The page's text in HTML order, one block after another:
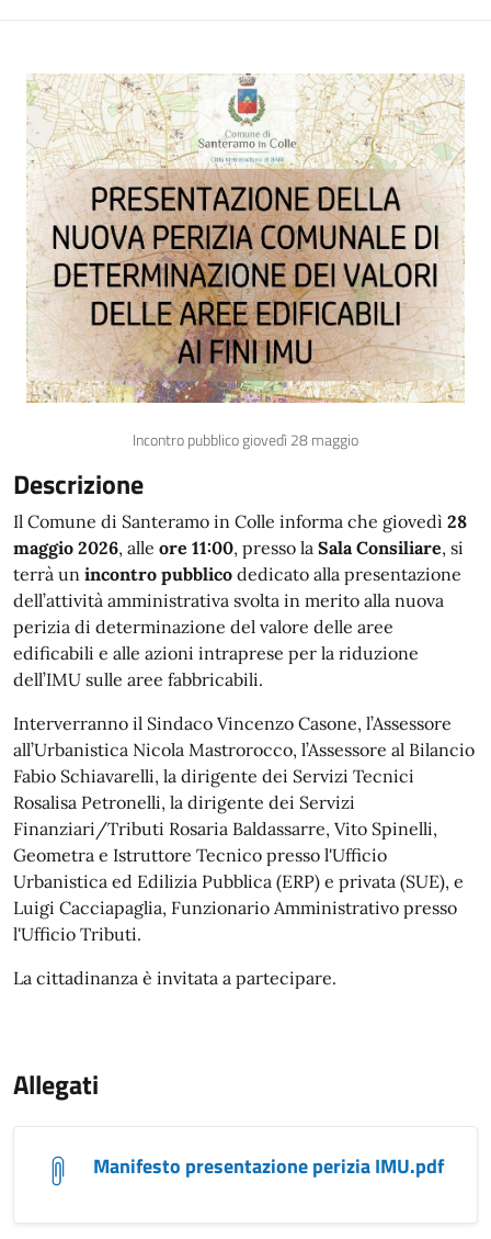
Incontro pubblico giovedì 28 maggio
Descrizione
Il Comune di Santeramo in Colle informa che giovedì 28
maggio 2026, alle ore 11:00, presso la Sala Consiliare, si
terrà un incontro pubblico dedicato alla presentazione
dell’attività amministrativa svolta in merito alla nuova
perizia di determinazione del valore delle aree
edificabili e alle azioni intraprese per la riduzione
dell’IMU sulle aree fabbricabili.
Interverranno il Sindaco Vincenzo Casone, l’Assessore
all’Urbanistica Nicola Mastrorocco, l’Assessore al Bilancio
Fabio Schiavarelli, la dirigente dei Servizi Tecnici
Rosalisa Petronelli, la dirigente dei Servizi
Finanziari/Tributi Rosaria Baldassarre, Vito Spinelli,
Geometra e Istruttore Tecnico presso l'Ufficio
Urbanistica ed Edilizia Pubblica (ERP) e privata (SUE), e
Luigi Cacciapaglia, Funzionario Amministrativo presso
l'Ufficio Tributi.
La cittadinanza è invitata a partecipare.
Allegati
Manifesto presentazione perizia IMU.pdf